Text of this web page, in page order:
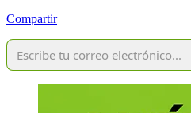
Compartir